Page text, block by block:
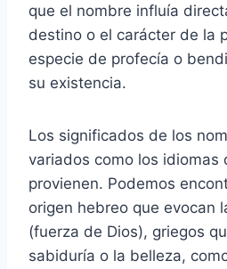
que el nombre influía
destino o el carácter de la
especie de profecía o
su existencia.
Los significados de los
variados como los idiomas
provienen. Podemos
origen hebreo que evocan
(fuerza de Dios), griegos
sabiduría o la belleza,